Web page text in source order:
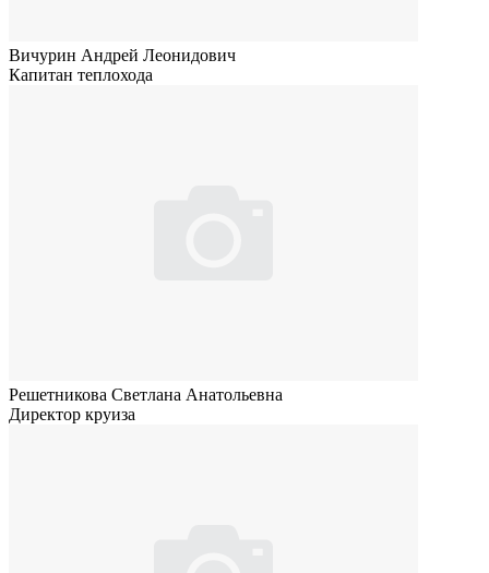
Вичурин Андрей Леонидович
Капитан теплохода
Решетникова Светлана Анатольевна
Директор круиза